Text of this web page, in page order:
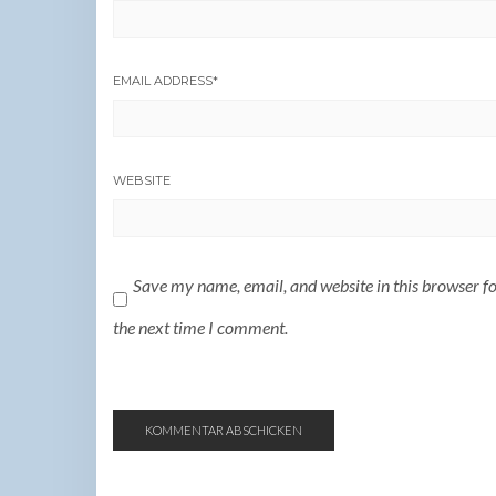
EMAIL ADDRESS*
WEBSITE
Save my name, email, and website in this browser
the next time I comment.